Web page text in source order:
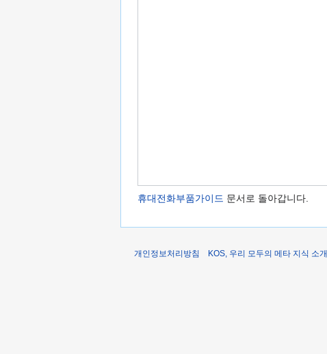
휴대전화부품가이드 문서로 돌아갑니다.
개인정보처리방침 KOS, 우리 모두의 메타 지식 소개